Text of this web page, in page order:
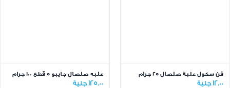
فن سكول علبة صلصال 25 جرام
12.00 جنية
علبه صلصال جايبو ٥ قطع 100 جرام
125.00 جنية